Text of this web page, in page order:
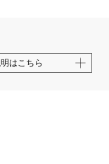
はこちら